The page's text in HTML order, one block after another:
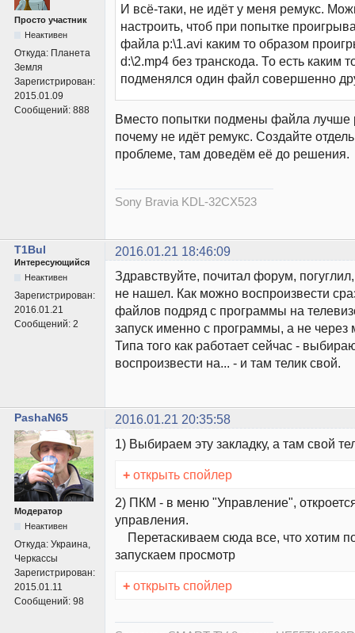
Просто участник
Неактивен
Откуда: Планета
Земля
Зарегистрирован:
2015.01.09
Сообщений: 888
И всё-таки, не идёт у меня ремукс.
настроить, чтоб при попытке
файла p:\1.avi каким то образом
d:\2.mp4 без транскода. То есть каким
подменялся один файл совершенно
Вместо попытки подмены файла лучше
почему не идёт ремукс. Создайте
проблеме, там доведём её до решения.
Sony Bravia KDL-32CX523
T1Bul 2016.01.21 18:46:09
Интересующийся
Неактивен
Зарегистрирован:
2016.01.21
Сообщений: 2
Здравствуйте, почитал форум,
не нашел. Как можно воспроизвести
файлов подряд с программы на
запуск именно с программы, а не через
Типа того как работает сейчас -
воспроизвести на... - и там телик свой.
PashaN65 2016.01.21 20:35:58
Модератор
Неактивен
Откуда: Украина,
Черкассы
Зарегистрирован:
2015.01.11
Сообщений: 98
1) Выбираем эту закладку, а там свой
+ открыть спойлер
2) ПКМ - в меню "Управление",
управления.
Перетаскиваем сюда все, что хотим
запускаем просмотр
+ открыть спойлер